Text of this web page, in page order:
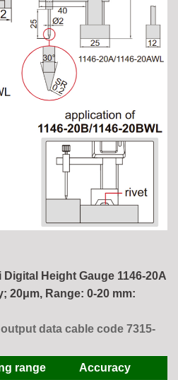
Height Gauge 1146-20A
20μm, Range: 0-20 mm:
data cable code 7315-
range Accuracy